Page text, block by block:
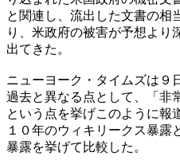
と関連し、流出した文書の相
り、米政府の被害が予想より
出てきた。
ニューヨーク・タイムズは９
過去と異なる点として、「非
という点を挙げこのように報
１０年のウィキリークス暴露
暴露を挙げて比較した。